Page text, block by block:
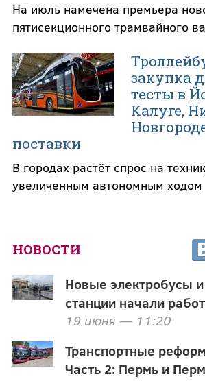
На июль намечена премьера
пятисекционного трамвайного
закупка
тесты в
Калуге,
поставки
В городах растёт спрос на
увеличенным автономным ходом
НОВОСТИ
Новые электробусы
станции начали
19 июня — 11:20
Транспортные
Часть 2: Пермь и